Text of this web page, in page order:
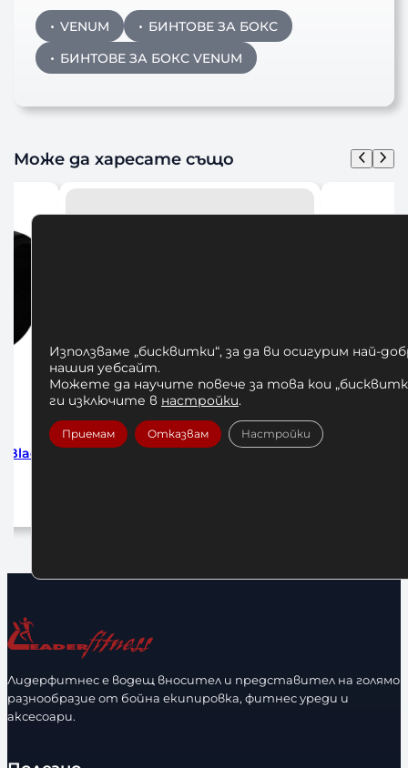
VENUM
БИНТОВЕ ЗА БОКС
БИНТОВЕ ЗА БОКС VENUM
Може да харесате също
Бинтове за Бокс Venum 4м
Лидерфитнес е водещ вносител и представител на голямо
разнообразие от бойна екипировка, фитнес уреди и
аксесоари.
Използваме „бисквитки“, за да ви осигурим най-
нашия уебсайт.
Можете да научите повече за това кои
ги изключите в настройки.
Приемам Отказвам Настройки